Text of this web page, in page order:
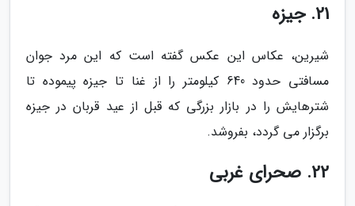
21. جیزه
شیرین، عکاس این عکس گفته است که این مرد جوان
مسافتی حدود 640 کیلومتر را از غنا تا جیزه پیموده تا
شترهایش را در بازار بزرگی که قبل از عید قربان در جیزه
برگزار می گردد، بفروشد.
22. صحرای غربی